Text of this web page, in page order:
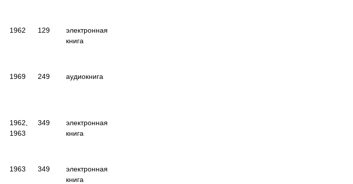
1962 129
электронная
книга
1969 249 аудиокнига
1962,
1963
349
электронная
книга
1963 349
электронная
книга